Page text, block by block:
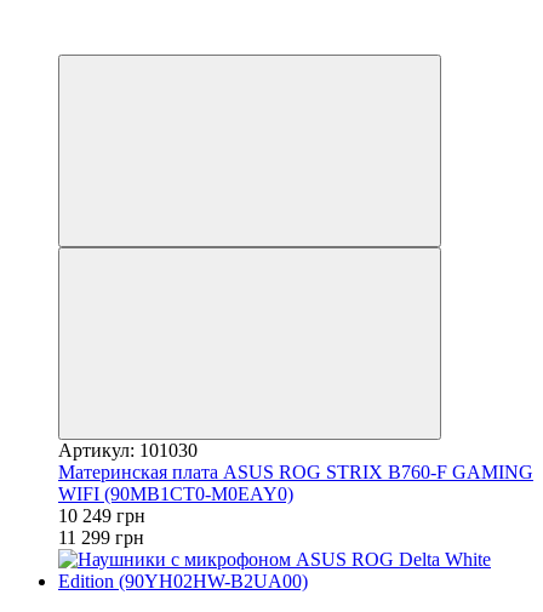
Артикул: 101030
Материнская плата ASUS ROG STRIX B760-F GAMING
WIFI (90MB1CT0-M0EAY0)
10 249 грн
11 299 грн